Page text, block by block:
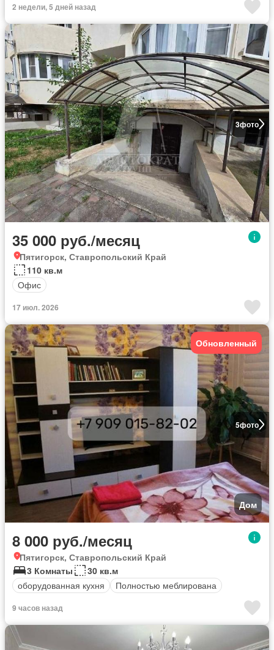
2 недели, 5 дней назад
3фото
35 000 руб./месяц
Пятигорск, Ставропольский Край
110 кв.м
Офис
17 июл. 2026
5фото
Обновленный
Дом
8 000 руб./месяц
Пятигорск, Ставропольский Край
3 Комнаты
30 кв.м
оборудованная кухня
Полностью меблирована
9 часов назад